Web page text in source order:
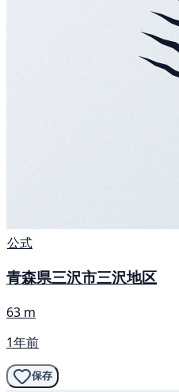
公式
青森県三沢市三沢地区
63 m
1年前
保存